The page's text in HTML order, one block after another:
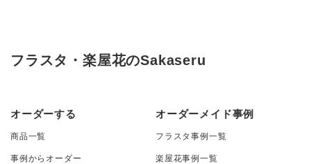
フラスタ・楽屋花のSakaseru
オーダーする
商品一覧
事例からオーダー
オーダーメイド事例
フラスタ事例一覧
楽屋花事例一覧